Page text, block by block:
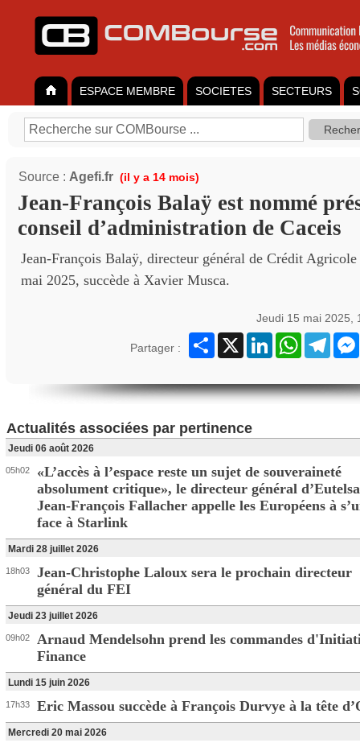
ESPACE MEMBRE SOCIETES SECTEURS
Source : Agefi.fr (il y a 14 mois)
Jean-François Balaÿ est nommé
conseil d’administration de Caceis
Jean-François Balaÿ, directeur général de Crédit
mai 2025, succède à Xavier Musca.
Jeudi 15 mai 2025,
Partager :
Partager
X LinkedInWhatsApp
Actualités associées par pertinence
Jeudi 06 août 2026
05h02
«L’accès à l’espace reste un sujet de souveraineté
absolument critique», le directeur général
Jean-François Fallacher appelle les Européens à
face à Starlink
Mardi 28 juillet 2026
18h03
Jean-Christophe Laloux sera le prochain directeur
général du FEI
Jeudi 23 juillet 2026
09h02
Arnaud Mendelsohn prend les commandes
Finance
Lundi 15 juin 2026
17h33 Eric Massou succède à François Durvye à la tête
Mercredi 20 mai 2026